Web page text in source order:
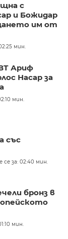
с
и Божидар
им от
мин.
Ариф
Насар за
мин.
със
се за: 02:40 мин.
бронз в
мин.